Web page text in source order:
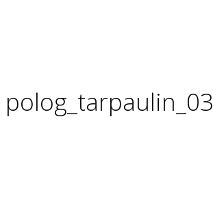
polog_tarpaulin_03